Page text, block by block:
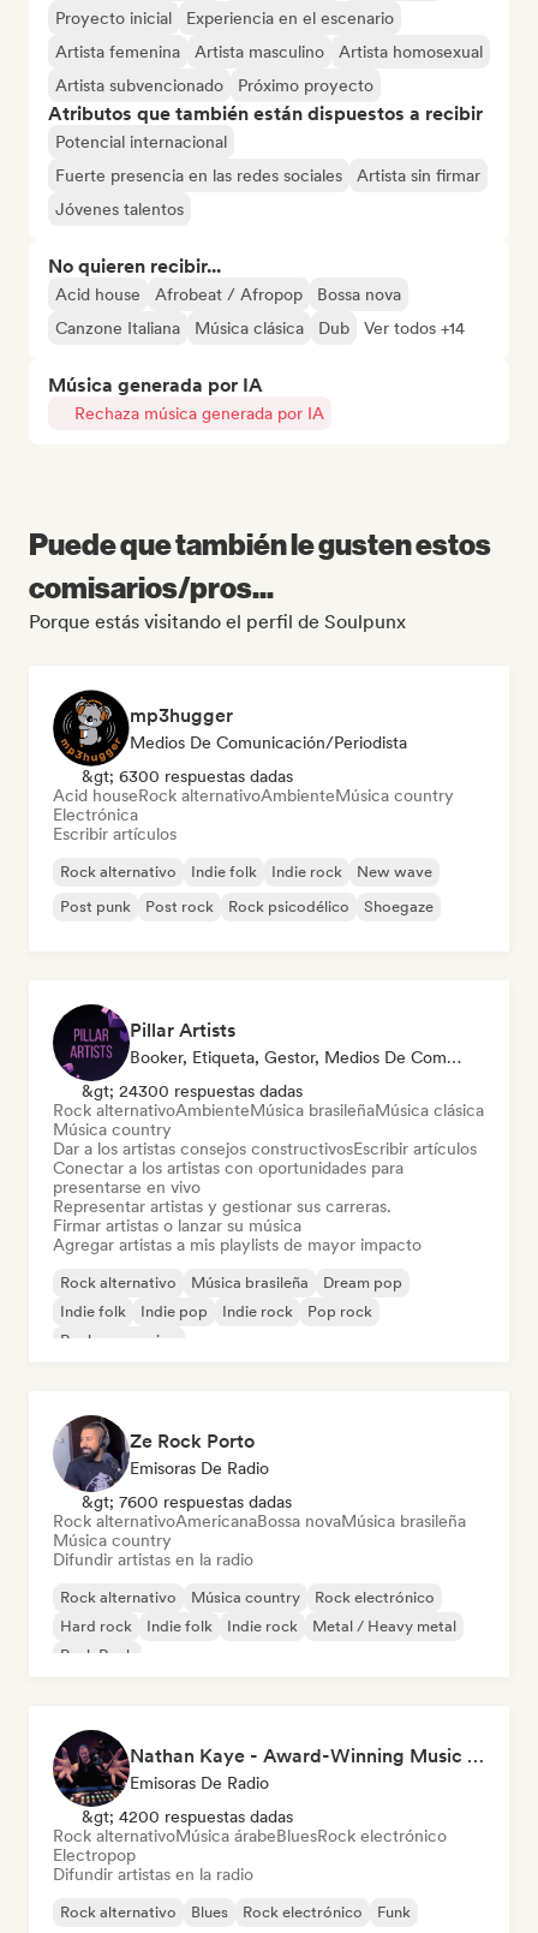
Proyecto inicial
Experiencia en el escenario
Artista femenina
Artista masculino
Artista homosexual
Artista subvencionado
Próximo proyecto
Atributos que también están dispuestos a recibir
Potencial internacional
Fuerte presencia en las redes sociales
Artista sin firmar
Jóvenes talentos
No quieren recibir...
Acid house Afrobeat / Afropop
Bossa nova
Canzone Italiana
Música clásica Dub Ver todos +14
Música generada por IA
Rechaza música generada por IA
Puede que también le gusten estos
comisarios/pros...
Porque estás visitando el perfil de Soulpunx
mp3hugger
Medios De Comunicación/Periodista
&gt; 6300 respuestas dadas
Acid houseRock alternativoAmbienteMúsica country
Electrónica
Escribir artículos
Rock alternativo Indie folk Indie rock
New wave
Post punk
Post rock Rock psicodélico Shoegaze
Pillar Artists
Booker, Etiqueta, Gestor, Medios De Comunicación/Periodista, Mentor, Playlist Curator
&gt; 24300 respuestas dadas
Rock alternativoAmbienteMúsica brasileñaMúsica clásica
Música country
Dar a los artistas consejos constructivosEscribir artículos
Conectar a los artistas con oportunidades para
presentarse en vivo
Representar artistas y gestionar sus carreras.
Firmar artistas o lanzar su música
Agregar artistas a mis playlists de mayor impacto
Rock alternativo Música brasileña
Dream pop
Indie folk
Indie pop Indie rock
Pop rock
Rock progresivo
Ze Rock Porto
Emisoras De Radio
&gt; 7600 respuestas dadas
Rock alternativoAmericanaBossa novaMúsica brasileña
Música country
Difundir artistas en la radio
Rock alternativo Música country
Rock electrónico
Hard rock
Indie folk Indie rock
Metal / Heavy metal
Punk Rock
Nathan Kaye - Award-Winning Music Professional & fm radio presenter- Living Your Arts Off
Emisoras De Radio
&gt; 4200 respuestas dadas
Rock alternativoMúsica árabeBluesRock electrónico
Electropop
Difundir artistas en la radio
Rock alternativo Blues Rock electrónico
Funk